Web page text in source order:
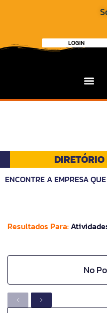
LOGIN
ENCONTRE A EMPRESA
Resultados Para:
No